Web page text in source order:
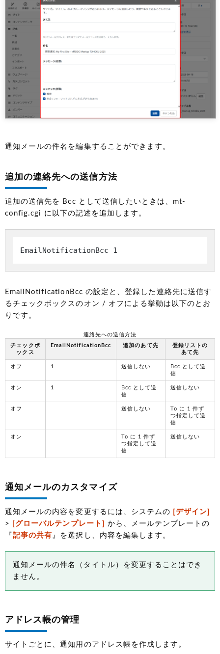
通知メールの件名を編集することができます。
追加の連絡先への送信方法
追加の送信先を Bcc として送信したいときは、mt-
config.cgi に以下の記述を追加します。
EmailNotificationBcc 1
EmailNotificationBcc の設定と、登録した連絡先に送信す
るチェックボックスのオン / オフによる挙動は以下のとお
りです。
連絡先への送信方法
チェックボ
ックス
EmailNotificationBcc 追加のあて先
登録リストの
あて先
オフ 1 送信しない
Bcc として送
信
オン 1
Bcc として送
信
送信しない
オフ 送信しない
To に 1 件ず
つ指定して送
信
オン
To に 1 件ず
つ指定して送
信
送信しない
通知メールのカスタマイズ
通知メールの内容を変更するには、システムの [デザイン]
>
[グローバルテンプレート] から、メールテンプレートの
『記事の共有 』を選択し、内容を編集します。
通知メールの件名（タイトル）を変更することはでき
ません。
アドレス帳の管理
サイトごとに、通知用のアドレス帳を作成します。